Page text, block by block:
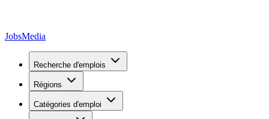
JobsMedia
Recherche d'emplois
Régions
Catégories d'emploi